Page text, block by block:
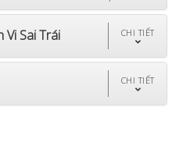
Vi Sai Trái CHI TIẾT
CHI TIẾT